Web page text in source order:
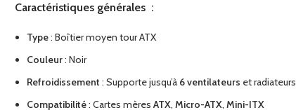
Caractéristiques générales :
Type: Boîtier moyen tour ATX
Couleur: Noir
Refroidissement : Supporte jusqu’à 6 ventilateurs et radiateurs
Compatibilité: Cartes mères ATX, Micro-ATX, Mini-ITX